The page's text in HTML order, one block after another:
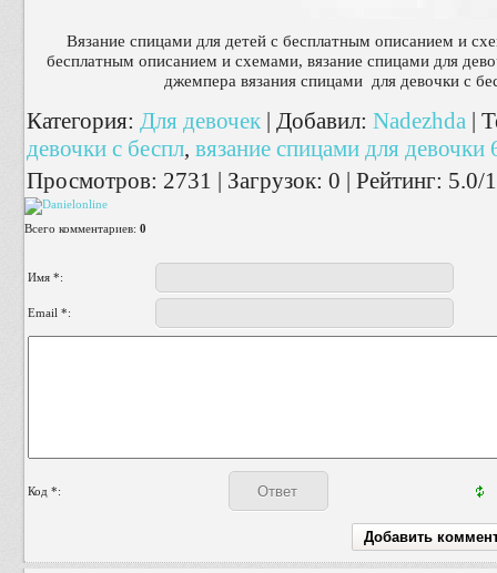
Вязание спицами для детей с бесплатным описанием и
бесплатным описанием и схемами, вязание спицами для
джемпера вязания спицами для девочки с
Категория: Для девочек | Добавил: Nadezhda |
девочки с беспл, вязание спицами для девочки
Просмотров: 2731 | Загрузок: 0 | Рейтинг: 5.0/1
Всего комментариев: 0
Имя *:
Email *:
Код *: